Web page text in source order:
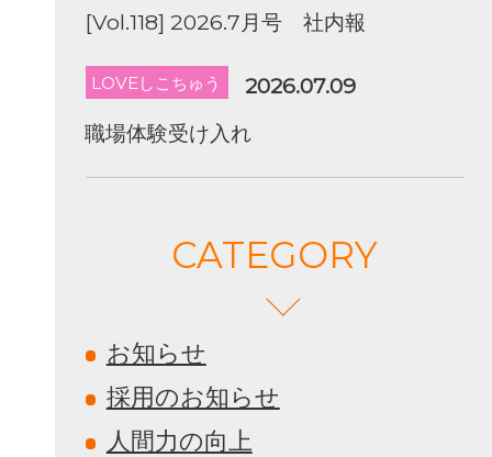
[Vol.118] 2026.7月号 社内報
LOVEしこちゅう
2026.07.09
職場体験受け入れ
CATEGORY
お知らせ
採用のお知らせ
人間力の向上